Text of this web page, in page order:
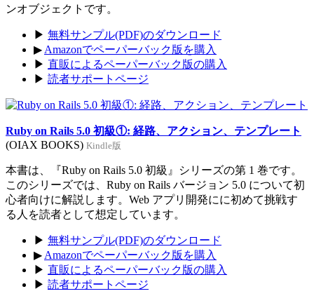
ンオブジェクトです。
▶ 無料サンプル(PDF)のダウンロード
▶ Amazonでペーパーバック版を購入
▶ 直販によるペーパーバック版の購入
▶ 読者サポートページ
Ruby on Rails 5.0 初級①: 経路、アクション、テンプレート
(OIAX BOOKS) Kindle版
本書は、『Ruby on Rails 5.0 初級』シリーズの第 1 巻です。
このシリーズでは、Ruby on Rails バージョン 5.0 について初
心者向けに解説します。Web アプリ開発にに初めて挑戦す
る人を読者として想定しています。
▶ 無料サンプル(PDF)のダウンロード
▶ Amazonでペーパーバック版を購入
▶ 直販によるペーパーバック版の購入
▶ 読者サポートページ